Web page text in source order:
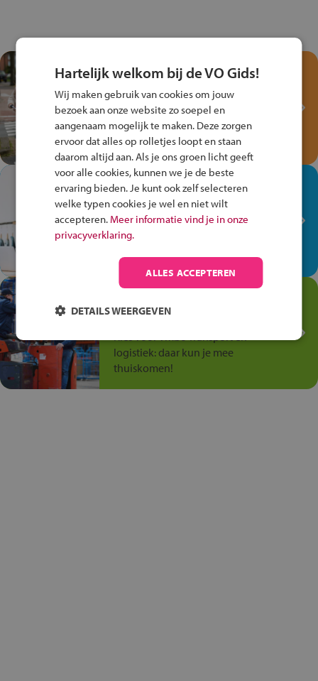
Test je kennis met het
Fiets Veilig
Verkeersspel!
Speel het Fiets Veilig Verkeersspel
en win een Cortina-fiets!
In de winkel ben je op je
plek!
Ontdek via het vmbo jouw talent
op de winkelvloer, waar elke dag
anders is!
Transport en Logistiek
Kies voor vmbo Transport en
logistiek: daar kun je mee
thuiskomen!
Hartelijk welkom bij de VO Gids!
Wij maken gebruik van cookies om jouw
bezoek aan onze website zo soepel en
aangenaam mogelijk te maken. Deze zorgen
ervoor dat alles op rolletjes loopt en staan
daarom altijd aan. Als je ons groen licht geeft
voor alle cookies, kunnen we je de beste
ervaring bieden. Je kunt ook zelf selecteren
welke typen cookies je wel en niet wilt
accepteren. Meer informatie vind je in onze
privacyverklaring.
ALLES ACCEPTEREN
DETAILS WEERGEVEN